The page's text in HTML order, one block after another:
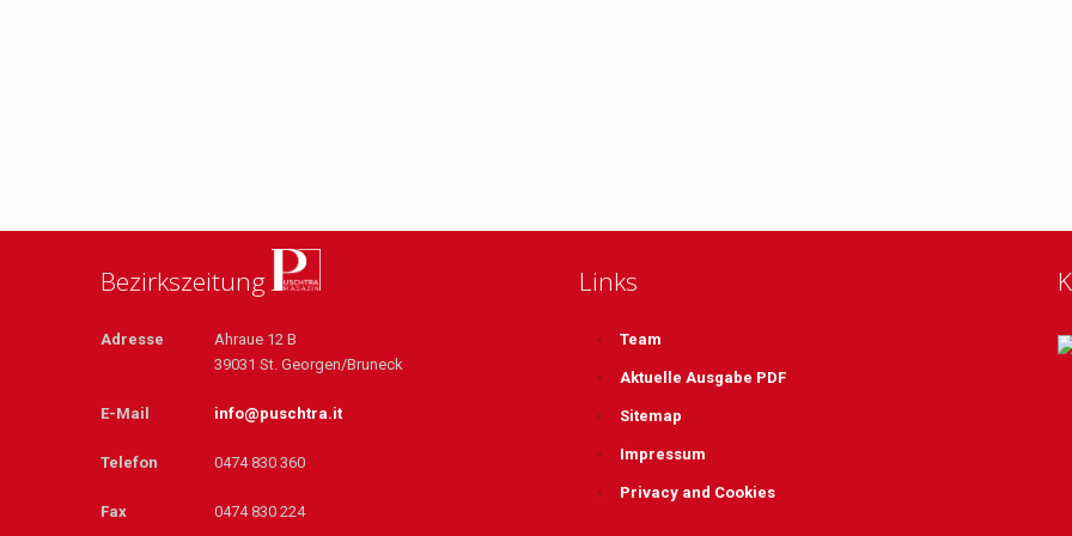
Bezirkszeitung
Adresse
Ahraue 12 B
39031 St. Georgen/Bruneck
E-Mail info@puschtra.it
Telefon 0474 830 360
Fax 0474 830 224
Links
Team
Aktuelle Ausgabe PDF
Sitemap
Impressum
Privacy and Cookies